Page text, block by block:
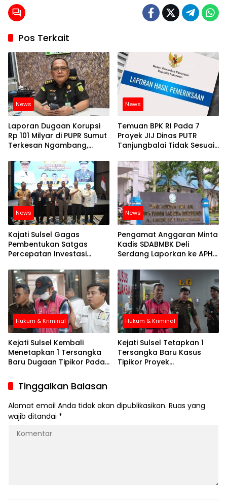
Pos Terkait
News
Laporan Dugaan Korupsi
Rp 101 Milyar di PUPR Sumut
Terkesan Ngambang,
Dipertanyakan
News
Temuan BPK RI Pada 7
Proyek JIJ Dinas PUTR
Tanjungbalai Tidak Sesuai
Kabid Bungkam
News
Kajati Sulsel Gagas
Pembentukan Satgas
Percepatan Investasi
News
Pengamat Anggaran Minta
Kadis SDABMBK Deli
Serdang Laporkan ke APH
Yang Belum Dikembalikan
Hukum & Kriminal
Kejati Sulsel Kembali
Menetapkan 1 Tersangka
Baru Dugaan Tipikor Pada
Cabang Makassar
Hukum & Kriminal
Kejati Sulsel Tetapkan 1
Tersangka Baru Kasus
Tipikor Proyek
Tinggalkan Balasan
Alamat email Anda tidak akan dipublikasikan. Ruas yang
wajib ditandai *